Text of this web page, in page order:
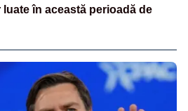
în această perioadă de